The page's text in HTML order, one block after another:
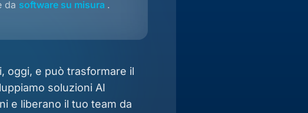
da software su misura .
oggi, e può trasformare il
soluzioni AI
e liberano il tuo team da